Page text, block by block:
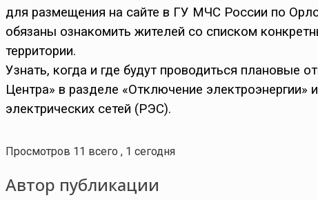
для размещения на сайте в ГУ МЧС России по
обязаны ознакомить жителей со списком
территории.
Узнать, когда и где будут проводиться
Центра» в разделе «Отключение электроэнергии»
электрических сетей (РЭС).
Просмотров 11 всего , 1 сегодня
Автор публикации